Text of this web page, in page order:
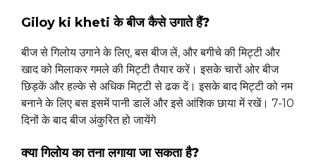
Giloy ki kheti के बीज कैसे उगाते हैं?
बीज से गिलोय उगाने के लिए, बस बीज लें, और बगीचे की मिट्टी और
खाद को मिलाकर गमले की मिट्टी तैयार करें। इसके चारों ओर बीज
छिड़कें और हल्के से अधिक मिट्टी से ढक दें। इसके बाद मिट्टी को नम
बनाने के लिए बस इसमें पानी डालें और इसे आंशिक छाया में रखें। 7-10
दिनों के बाद बीज अंकुरित हो जायेंगे
क्या गिलोय का तना लगाया जा सकता है?